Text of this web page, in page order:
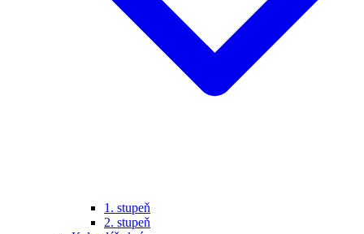
1. stupeň
2. stupeň